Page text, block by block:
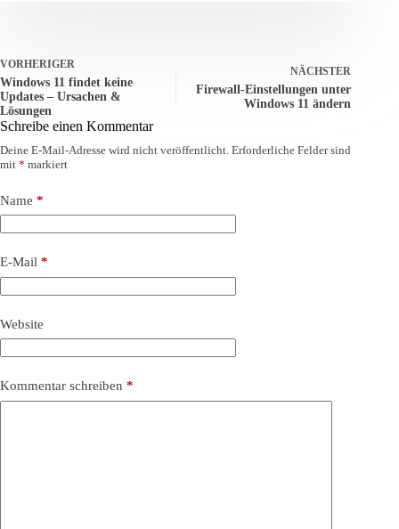
VORHERIGER
Windows 11 findet keine
Updates – Ursachen &
Lösungen
NÄCHSTER
Firewall-Einstellungen unter
Windows 11 ändern
Schreibe einen Kommentar
Deine E-Mail-Adresse wird nicht veröffentlicht. Erforderliche Felder sind
mit * markiert
Name *
E-Mail *
Website
Kommentar schreiben *